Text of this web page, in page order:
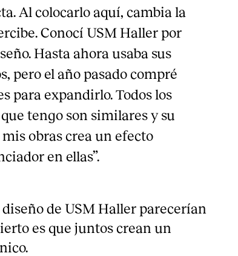
Al colocarlo aquí, cambia la
Conocí USM Haller por
Hasta ahora usaba sus
pero el año pasado compré
para expandirlo. Todos los
tengo son similares y su
obras crea un efecto
en ellas”.
de USM Haller parecerían
es que juntos crean un